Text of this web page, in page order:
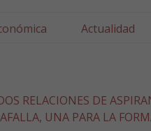
Actualidad
RELACIONES DE
UNA PARA LA